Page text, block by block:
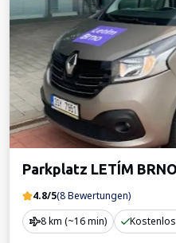
Parkplatz LETÍM
4.8/5(8 Bewertungen)
8 km (~16 min)